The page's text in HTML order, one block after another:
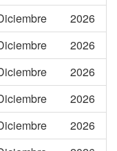
2026
2026
2026
2026
2026